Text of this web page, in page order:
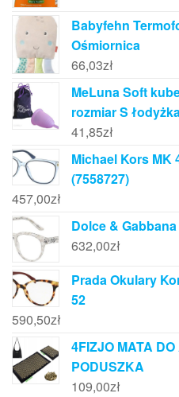
Babyfehn
Ośmiornica
66,03zł
MeLuna Soft
rozmiar S
41,85zł
Michael Kors MK
(7558727)
457,00zł
Dolce &
632,00zł
Prada Okulary
52
590,50zł
4FIZJO MATA
PODUSZKA
109,00zł